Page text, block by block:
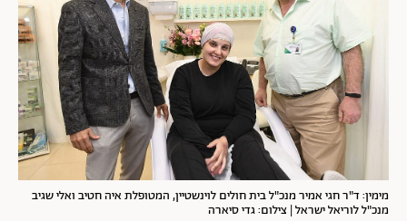
מימין: ד"ר חגי אמיר מנכ"ל בית חולים לוינשטיין, המטופלת איה חטיב ואלי שגיב
מנכ"ל לוריאל ישראל| צילום: גדי סיארה